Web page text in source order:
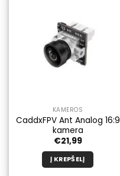
KAMEROS
CaddxFPV Ant Analog 16:9
kamera
€21,99
Į KREPŠELĮ